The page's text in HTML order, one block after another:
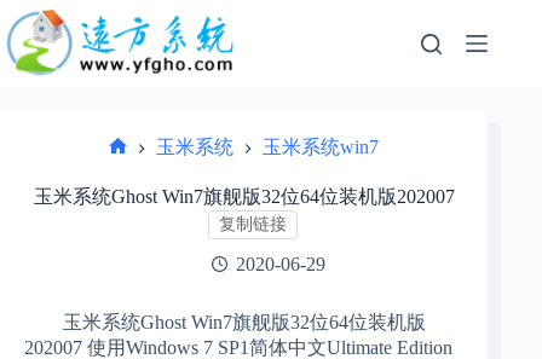
过
内
页
玉米系统 玉米系统win7
玉米系统Ghost Win7旗舰版32位64位装机版202007
复制链接
2020-06-29
玉米系统Ghost Win7旗舰版32位64位装机版
202007 使用Windows 7 SP1简体中文Ultimate Edition